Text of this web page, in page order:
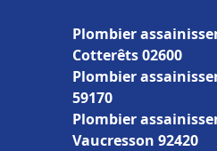
Plombier
Cotterêts 02600
Plombier
59170
Plombier
Vaucresson 92420